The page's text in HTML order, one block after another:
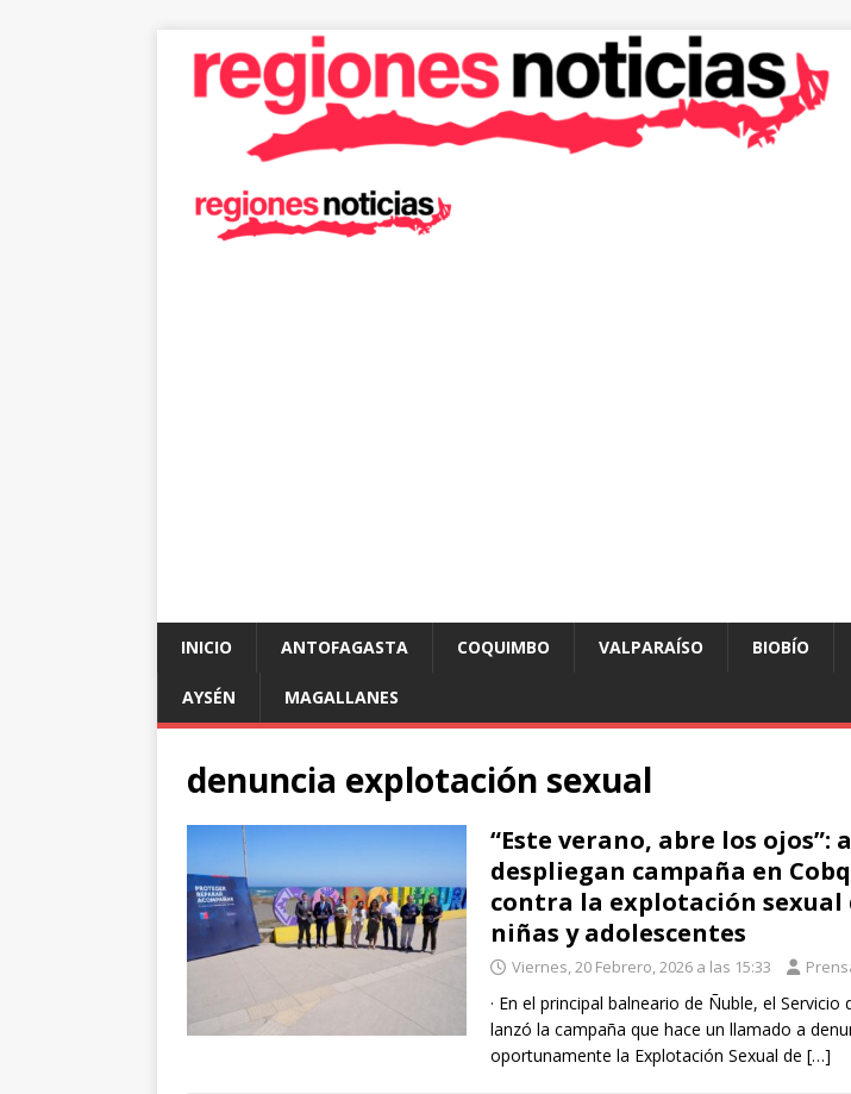
INICIO ANTOFAGASTA COQUIMBO VALPARAÍSO BIOBÍO
AYSÉN MAGALLANES
denuncia explotación sexual
“Este verano, abre los ojos”:
despliegan campaña en
contra la explotación sexual
niñas y adolescentes
Viernes, 20 Febrero, 2026 a las 15:33
· En el principal balneario de Ñuble, el Servicio
lanzó la campaña que hace un llamado a
oportunamente la Explotación Sexual de […]